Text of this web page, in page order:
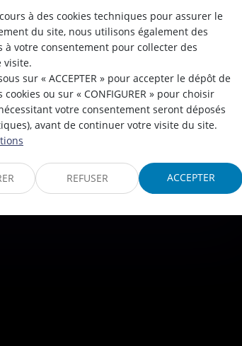
à des cookies techniques pour assurer le
du site, nous utilisons également des
à votre consentement pour collecter des
visite.
sur « ACCEPTER » pour accepter le dépôt de
ou sur « CONFIGURER » pour choisir
votre consentement seront déposés
avant de continuer votre visite du site.
REFUSER ACCEPTER